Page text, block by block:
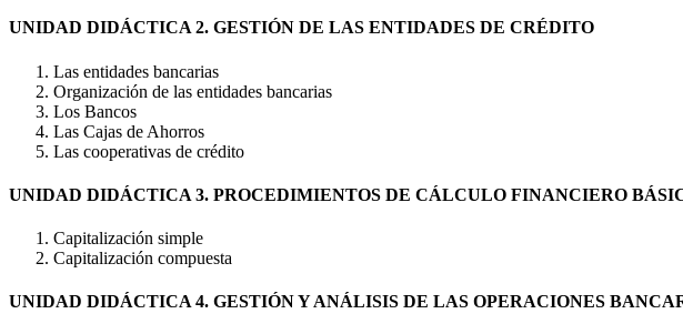
UNIDAD DIDÁCTICA 2. GESTIÓN DE LAS ENTIDADES DE CRÉDITO
Las entidades bancarias
Organización de las entidades bancarias
Los Bancos
Las Cajas de Ahorros
Las cooperativas de crédito
UNIDAD DIDÁCTICA 3. PROCEDIMIENTOS DE CÁLCULO FINANCIERO
Capitalización simple
Capitalización compuesta
UNIDAD DIDÁCTICA 4. GESTIÓN Y ANÁLISIS DE LAS OPERACIONES